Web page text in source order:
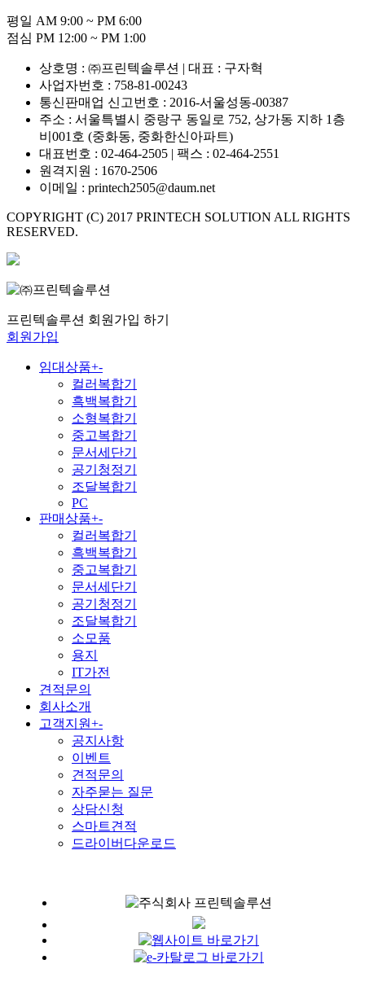
평일 AM 9:00 ~ PM 6:00
점심 PM 12:00 ~ PM 1:00
상호명 : ㈜프린텍솔루션 | 대표 : 구자혁
사업자번호 : 758-81-00243
통신판매업 신고번호 : 2016-서울성동-00387
주소 : 서울특별시 중랑구 동일로 752, 상가동 지하 1층
비001호 (중화동, 중화한신아파트)
대표번호 : 02-464-2505 | 팩스 : 02-464-2551
원격지원 : 1670-2506
이메일 : printech2505@daum.net
COPYRIGHT (C) 2017 PRINTECH SOLUTION ALL RIGHTS
RESERVED.
프린텍솔루션 회원가입 하기
회원가입
임대상품+-
컬러복합기
흑백복합기
소형복합기
중고복합기
문서세단기
공기청정기
조달복합기
PC
판매상품+-
컬러복합기
흑백복합기
중고복합기
문서세단기
공기청정기
조달복합기
소모품
용지
IT가전
견적문의
회사소개
고객지원+-
공지사항
이벤트
견적문의
자주묻는 질문
상담신청
스마트견적
드라이버다운로드